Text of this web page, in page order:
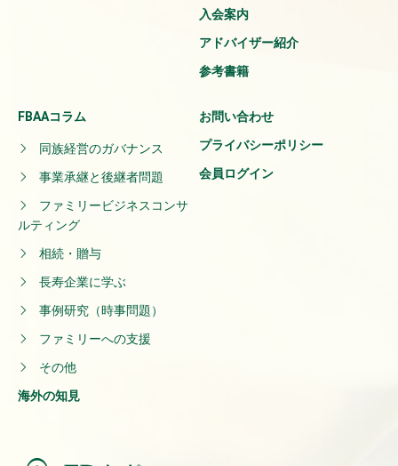
入会案内
アドバイザー紹介
参考書籍
FBAAコラム
同族経営のガバナンス
事業承継と後継者問題
ファミリービジネスコンサ
ルティング
相続・贈与
長寿企業に学ぶ
事例研究（時事問題）
ファミリーへの支援
その他
海外の知見
お問い合わせ
プライバシーポリシー
会員ログイン